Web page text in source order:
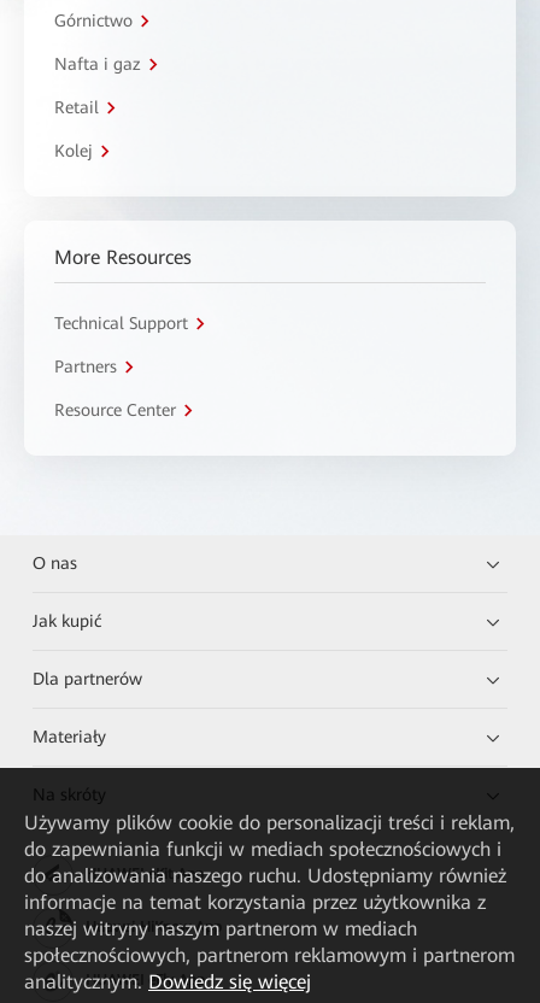
Górnictwo
Nafta i gaz
Retail
Kolej
More Resources
Technical Support
Partners
Resource Center
O nas
Jak kupić
Dla partnerów
Materiały
Na skróty
HUAWEI eKit App
Huawei HiKnow App
HUAWEI eFly App
Używamy plików cookie do personalizacji treści i reklam,
do zapewniania funkcji w mediach społecznościowych i
do analizowania naszego ruchu. Udostępniamy również
informacje na temat korzystania przez użytkownika z
naszej witryny naszym partnerom w mediach
społecznościowych, partnerom reklamowym i partnerom
analitycznym. Dowiedz się więcej